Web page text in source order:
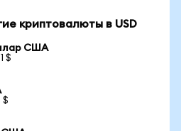
криптовалюты в USD
США
$
$